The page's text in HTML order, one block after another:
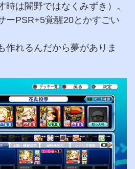
時は闇野ではなくみずき）。
ーPSR+5覚醒20とかすごい
作れるんだから夢がありま